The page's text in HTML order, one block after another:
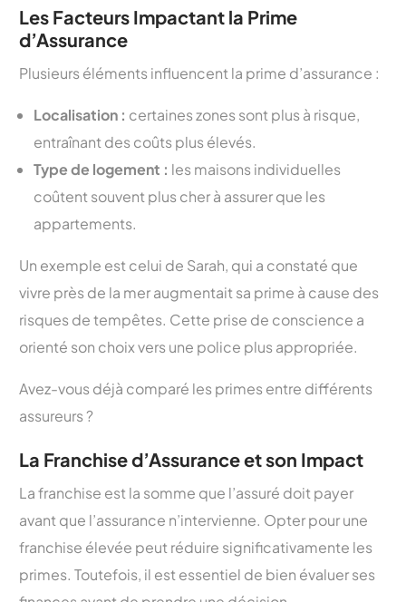
Les Facteurs Impactant la Prime
d’Assurance
Plusieurs éléments influencent la prime d’assurance :
Localisation : certaines zones sont plus à risque,
entraînant des coûts plus élevés.
Type de logement : les maisons individuelles
coûtent souvent plus cher à assurer que les
appartements.
Un exemple est celui de Sarah, qui a constaté que
vivre près de la mer augmentait sa prime à cause des
risques de tempêtes. Cette prise de conscience a
orienté son choix vers une police plus appropriée.
Avez-vous déjà comparé les primes entre différents
assureurs ?
La Franchise d’Assurance et son Impact
La franchise est la somme que l’assuré doit payer
avant que l’assurance n’intervienne. Opter pour une
franchise élevée peut réduire significativamente les
primes. Toutefois, il est essentiel de bien évaluer ses